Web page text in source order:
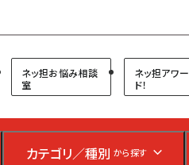
プ担当者フォーラム
ネッ担お悩み相談
室
ネッ担アワー
ド！
カテゴリ／種別 から探す